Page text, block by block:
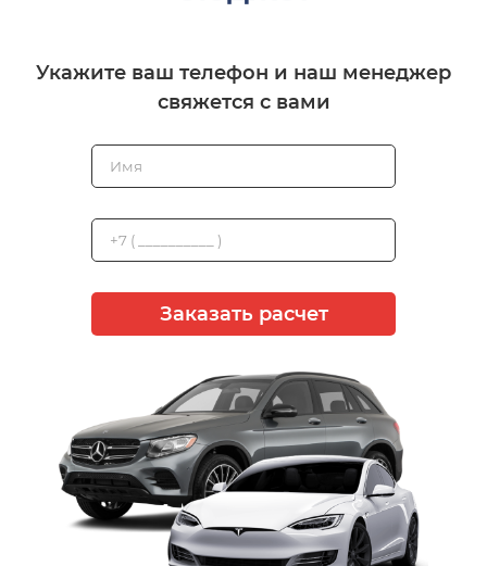
Укажите ваш телефон и наш менеджер
свяжется с вами
Заказать расчет